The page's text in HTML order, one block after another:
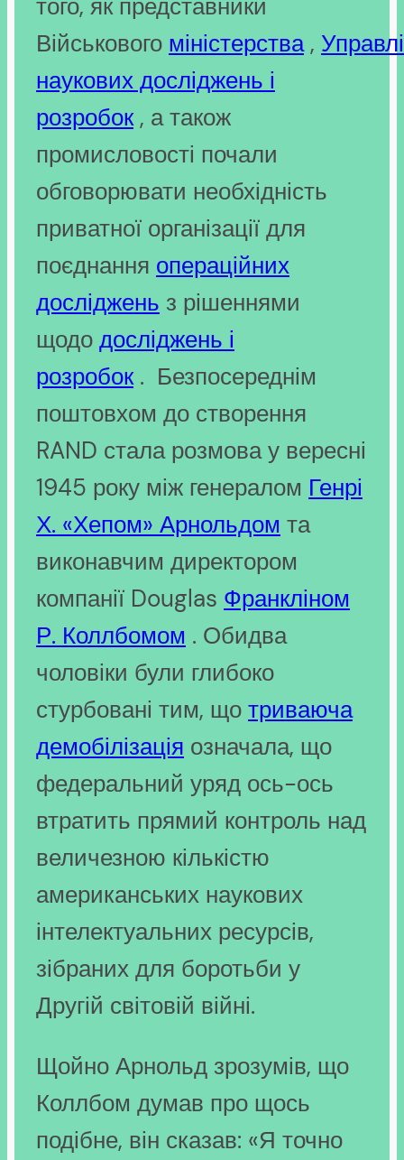
того, як представники
Військового міністерства,
наукових досліджень і
розробок, а також
промисловості почали
обговорювати необхідність
приватної організації для
поєднання операційних
досліджень з рішеннями
щодо досліджень і
розробок. Безпосереднім
поштовхом до створення
RAND стала розмова у вересні
1945 року між генералом Генрі
Х. «Хепом» Арнольдом та
виконавчим директором
компанії Douglas Франкліном
Р. Коллбомом . Обидва
чоловіки були глибоко
стурбовані тим, що триваюча
демобілізація означала, що
федеральний уряд ось-ось
втратить прямий контроль над
величезною кількістю
американських наукових
інтелектуальних ресурсів,
зібраних для боротьби у
Другій світовій війні.
Щойно Арнольд зрозумів, що
Коллбом думав про щось
подібне, він сказав: «Я точно